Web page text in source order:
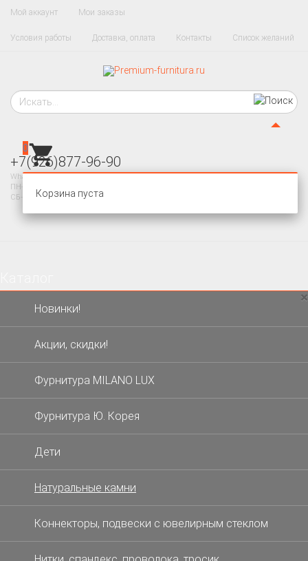
Мой аккаунт Мои заказы
Условия работы Доставка, оплата Контакты Список желаний
+7(926)877-96-90
WhatsApp, Telegram
ПН-ПТ 10-20
СБ-ВС - ВЫХОДНОЙ
0
Корзина пуста
×
Новинки!
Акции, скидки!
Фурнитура MILANO LUX
Фурнитура Ю. Корея
Дети
Натуральные камни
Коннекторы, подвески с ювелирным стеклом